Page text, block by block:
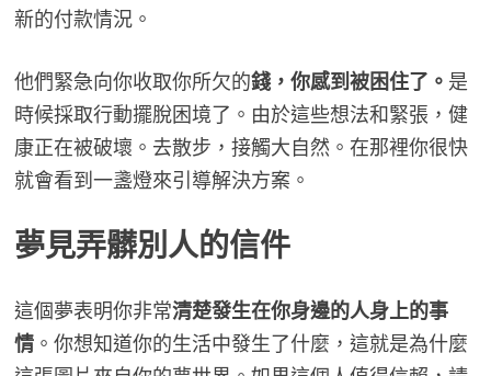
新的付款情況。
他們緊急向你收取你所欠的錢，你感到被困住了。 是
時候採取行動擺脫困境了。由於這些想法和緊張，健
康正在被破壞。去散步，接觸大自然。在那裡你很快
就會看到一盞燈來引導解決方案。
夢見弄髒別人的信件
這個夢表明你非常清楚發生在你身邊的人身上的事
情。你想知道你的生活中發生了什麼，這就是為什麼